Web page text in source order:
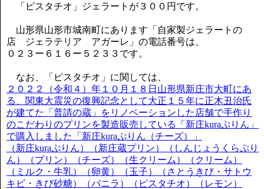
「ピスタチオ」ジェラートが３００円です。
山形県山形市城南町にあります「自家製ジェラートの
店 ジェラテリア アガーレ」の電話番号は、
０２３ー６１６ー５２３３です。
なお、「ピスタチオ」に関しては、
２０２２（令和４）年１０月１８日山形県新庄市大町にあ
る、関東大震災の復興記念として大正１５年に正木丑治氏
が建てた「普請の蔵」をリノベーションした店舗で手作り
のこだわりのプリンを製造販売している「新庄kuraぷりん」
で購入しました「新庄kuraぷりん（チーズ）」
（新庄kuraぷりん）（新庄蔵プリン）（しんじょうくらぷり
ん）（プリン）（チーズ）（生クリーム）（クリーム）
（ミルク・牛乳）（卵黄）（玉子）（さとうきび・サトウ
キビ・きび砂糖）（バニラ）（ピスタチオ）（レモン）